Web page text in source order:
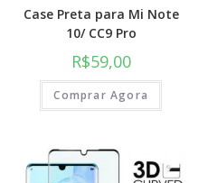
Case Preta para Mi Note
10/ CC9 Pro
R$59,00
Comprar Agora